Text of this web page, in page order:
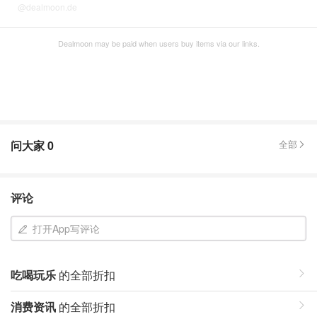
@dealmoon.de
Dealmoon may be paid when users buy items via our links.
问大家0 全部
评论
打开App写评论
吃喝玩乐 的全部折扣
消费资讯 的全部折扣